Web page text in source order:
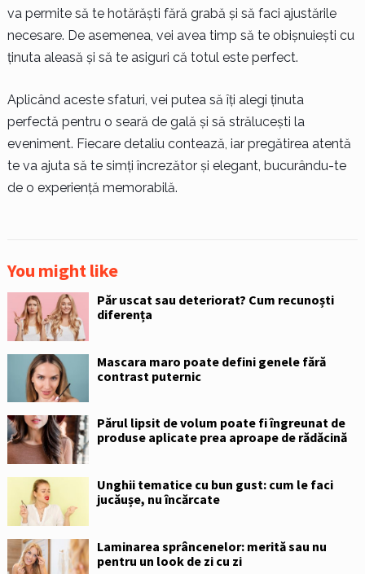
va permite să te hotărăști fără grabă și să faci ajustările
necesare. De asemenea, vei avea timp să te obișnuiești cu
ținuta aleasă și să te asiguri că totul este perfect.
Aplicând aceste sfaturi, vei putea să îți alegi ținuta
perfectă pentru o seară de gală și să strălucești la
eveniment. Fiecare detaliu contează, iar pregătirea atentă
te va ajuta să te simți încrezător și elegant, bucurându-te
de o experiență memorabilă.
You might like
Păr uscat sau deteriorat? Cum recunoști
diferența
Mascara maro poate defini genele fără
contrast puternic
Părul lipsit de volum poate fi îngreunat de
produse aplicate prea aproape de rădăcină
Unghii tematice cu bun gust: cum le faci
jucăușe, nu încărcate
Laminarea sprâncenelor: merită sau nu
pentru un look de zi cu zi